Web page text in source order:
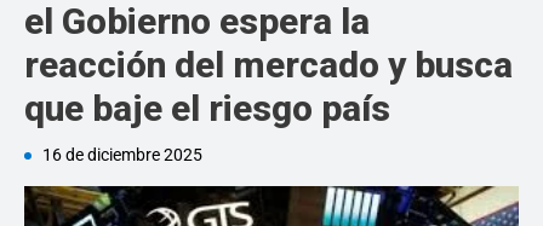
el Gobierno espera la
reacción del mercado y busca
que baje el riesgo país
16 de diciembre 2025